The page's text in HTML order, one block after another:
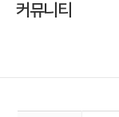
커뮤니티